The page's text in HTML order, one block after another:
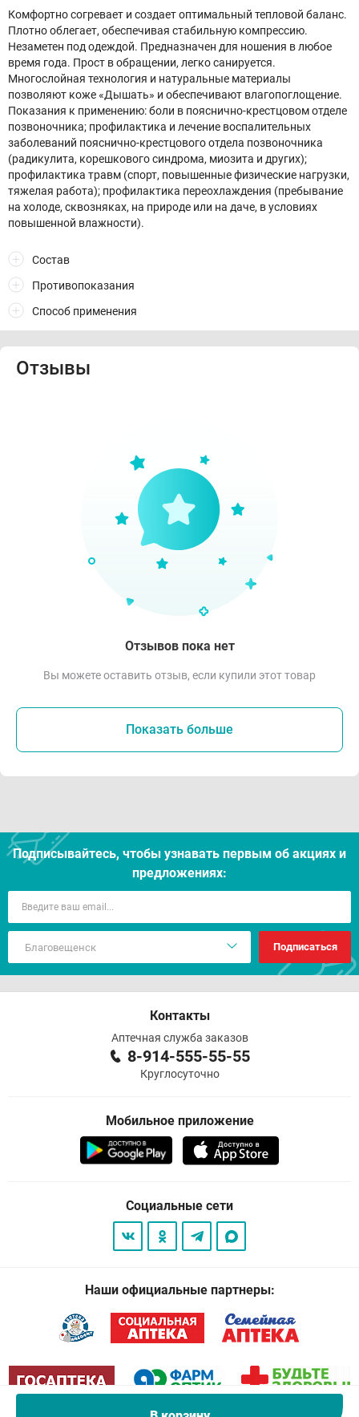
Комфортно согревает и создает оптимальный тепловой баланс.
Плотно облегает, обеспечивая стабильную компрессию.
Незаметен под одеждой. Предназначен для ношения в любое
время года. Прост в обращении, легко санируется.
Многослойная технология и натуральные материалы
позволяют коже «Дышать» и обеспечивают влагопоглощение.
Показания к применению: боли в пояснично-крестцовом отделе
позвоночника; профилактика и лечение воспалительных
заболеваний пояснично-крестцового отдела позвоночника
(радикулита, корешкового синдрома, миозита и других);
профилактика травм (спорт, повышенные физические нагрузки,
тяжелая работа); профилактика переохлаждения (пребывание
на холоде, сквозняках, на природе или на даче, в условиях
повышенной влажности).
Состав
Противопоказания
Способ применения
Отзывы
Отзывов пока нет
Вы можете оставить отзыв, если купили этот товар
Показать больше
Подписывайтесь, чтобы узнавать первым об акцияx и
предложениях:
Подписаться
Контакты
Аптечная служба заказов
8-914-555-55-55
Круглосуточно
Мобильное приложение
Социальные сети
Наши официальные партнеры: